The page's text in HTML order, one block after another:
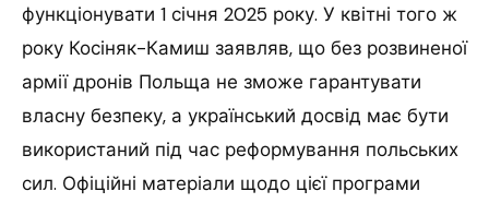
функціонувати 1 січня 2025 року. У квітні того ж
року Косіняк-Камиш заявляв, що без розвиненої
армії дронів Польща не зможе гарантувати
власну безпеку, а український досвід має бути
використаний під час реформування польських
сил. Офіційні матеріали щодо цієї програми